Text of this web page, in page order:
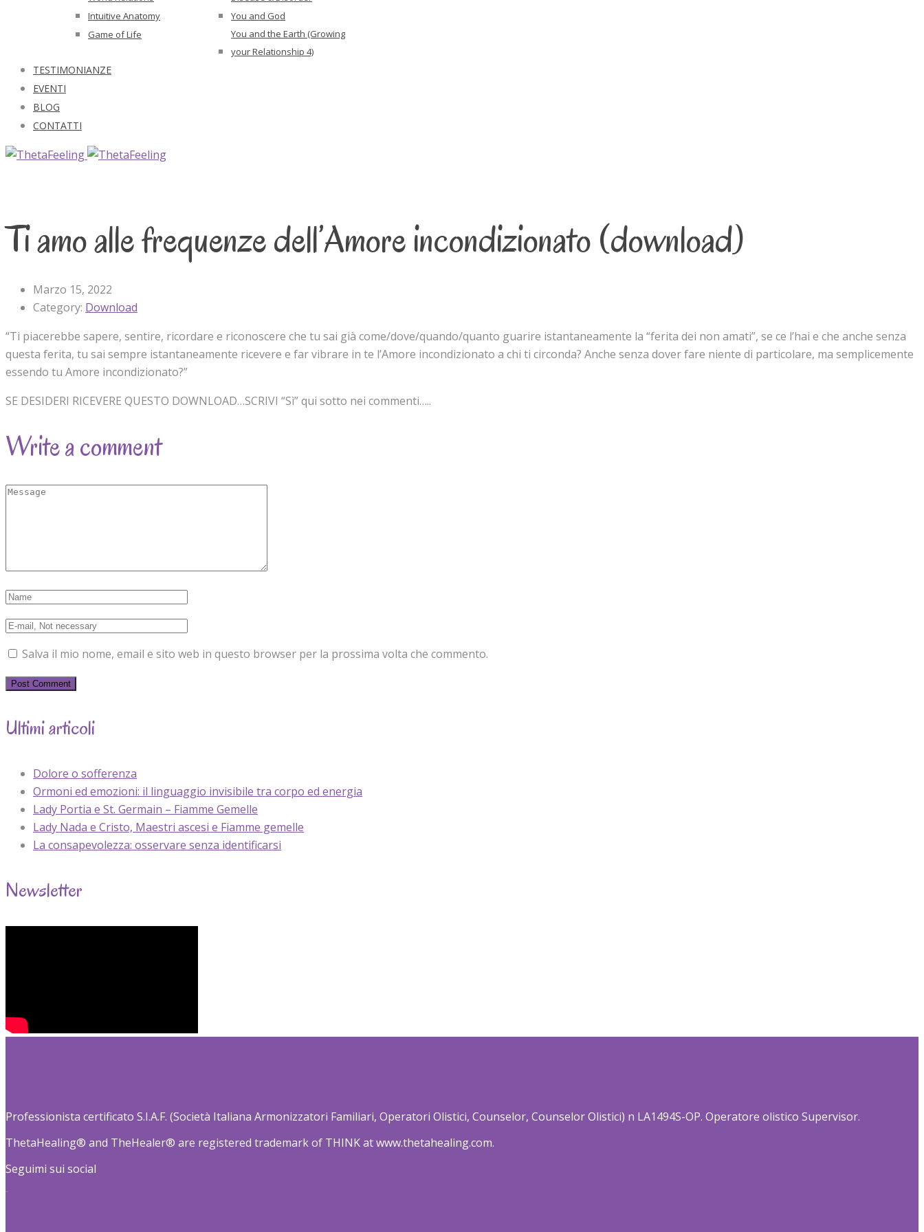
Intuitive Anatomy
Game of Life
You and God
You and the Earth (Growing
your Relationship 4)
TESTIMONIANZE
EVENTI
BLOG
CONTATTI
Ti amo alle frequenze dell’Amore incondizionato (download)
Marzo 15, 2022
Category: Download
“Ti piacerebbe sapere, sentire, ricordare e riconoscere che tu sai già come/dove/quando/quanto guarire istantaneamente la “ferita dei non amati”, se ce l’hai e che anche senza
questa ferita, tu sai sempre istantaneamente ricevere e far vibrare in te l’Amore incondizionato a chi ti circonda? Anche senza dover fare niente di particolare, ma semplicemente
essendo tu Amore incondizionato?”
SE DESIDERI RICEVERE QUESTO DOWNLOAD…SCRIVI “Sì” qui sotto nei commenti…..
Write a comment
Salva il mio nome, email e sito web in questo browser per la prossima volta che commento.
Ultimi articoli
Dolore o sofferenza
Ormoni ed emozioni: il linguaggio invisibile tra corpo ed energia
Lady Portia e St. Germain – Fiamme Gemelle
Lady Nada e Cristo, Maestri ascesi e Fiamme gemelle
La consapevolezza: osservare senza identificarsi
Newsletter
Professionista certificato S.I.A.F. (Società Italiana Armonizzatori Familiari, Operatori Olistici, Counselor, Counselor Olistici) n LA1494S-OP. Operatore olistico Supervisor.
ThetaHealing® and TheHealer® are registered trademark of THINK at www.thetahealing.com.
Seguimi sui social